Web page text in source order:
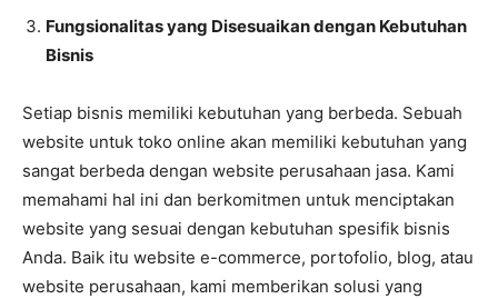
Fungsionalitas yang Disesuaikan dengan Kebutuhan
Bisnis
Setiap bisnis memiliki kebutuhan yang berbeda. Sebuah
website untuk toko online akan memiliki kebutuhan yang
sangat berbeda dengan website perusahaan jasa. Kami
memahami hal ini dan berkomitmen untuk menciptakan
website yang sesuai dengan kebutuhan spesifik bisnis
Anda. Baik itu website e-commerce, portofolio, blog, atau
website perusahaan, kami memberikan solusi yang